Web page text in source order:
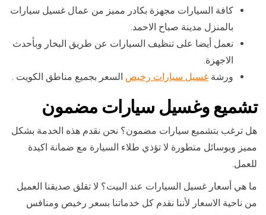
كافة السيارات مجهزة بكادر مميز من عمال غسيل سيارات
بالمنزل مدينة صباح الاحمد.
نعمل أيضا على تنظيف السيارات عن طريق البخار وبأحدث
الاجهزة.
ورشة غسيل سيارات رخيص السعر بجميع مناطق الكويت .
تشميع وغسيل سيارات مضمون
هل ترغب بتشميع سيارات مضمون؟ نحن نقدم هذه الخدمة بشكل
مميز وبوسائل متطورة لا تؤذي طلاء السيارة مع ضمانة اكيدة
للعمل.
ما هي أسعار غسيل السيارات عند البيت؟ لا تقلق صديقنا العميل
من ناحية الاسعار لأننا نقدم كل خدماتنا بسعر رخيص ومنافس